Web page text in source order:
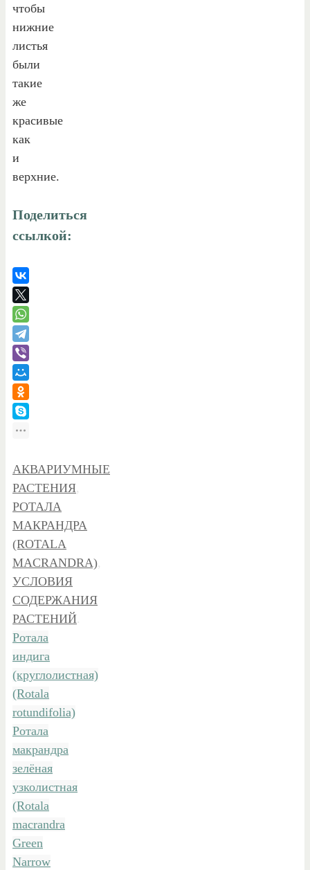
чтобы
нижние
листья
были
такие
же
красивые
как
и
верхние.
Поделиться
ссылкой:
АКВАРИУМНЫЕ
РАСТЕНИЯ,
РОТАЛА
МАКРАНДРА
(ROTALA
MACRANDRA),
УСЛОВИЯ
СОДЕРЖАНИЯ
РАСТЕНИЙ.
Ротала
индига
(круглолистная)
(Rotala
rotundifolia)
Ротала
макрандра
зелёная
узколистная
(Rotala
macrandra
Green
Narrow